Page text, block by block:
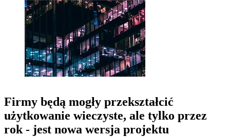
Firmy będą mogły przekształcić
użytkowanie wieczyste, ale tylko przez
rok - jest nowa wersja projektu